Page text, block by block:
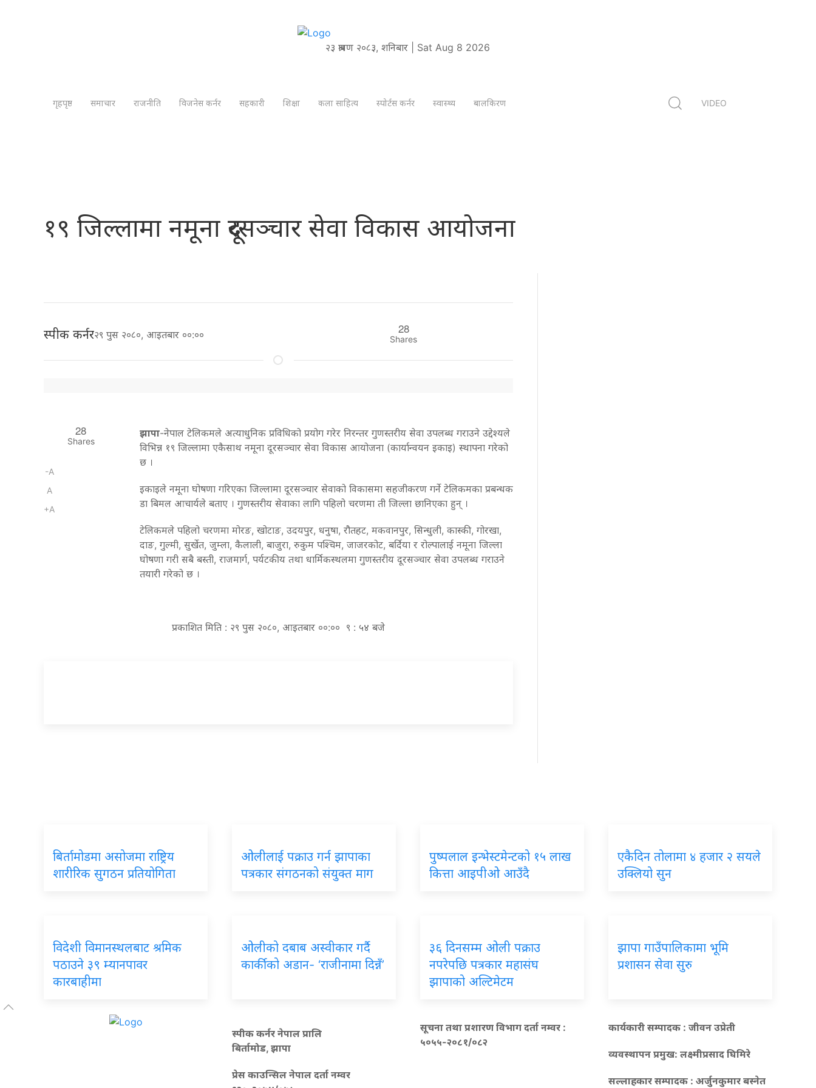
२३ श्रावण २०८३, शनिबार | Sat Aug 8 2026
गृहपृष्ठ समाचार राजनीति विजनेस कर्नर सहकारी शिक्षा कला साहित्य स्पोर्टस कर्नर स्वास्थ्य बालकिरण VIDEO
१९ जिल्लामा नमूना दूरसञ्चार सेवा विकास आयोजना
स्पीक कर्नर२९ पुस २०८०, आइतबार ००:०० 28
Shares
28
Shares
-A
A
+A
झापा-नेपाल टेलिकमले अत्याधुनिक प्रविधिको प्रयोग गरेर निरन्तर गुणस्तरीय सेवा उपलब्ध गराउने उद्देश्यले
विभिन्न १९ जिल्लामा एकैसाथ नमूना दूरसञ्चार सेवा विकास आयोजना (कार्यान्वयन इकाइ) स्थापना गरेको
छ ।
इकाइले नमूना घोषणा गरिएका जिल्लामा दूरसञ्चार सेवाको विकासमा सहजीकरण गर्ने टेलिकमका प्रबन्धक
डा बिमल आचार्यले बताए । गुणस्तरीय सेवाका लागि पहिलो चरणमा ती जिल्ला छानिएका हुन् ।
टेलिकमले पहिलो चरणमा मोरङ, खोटाङ, उदयपुर, धनुषा, रौतहट, मकवानपुर, सिन्धुली, कास्की, गोरखा,
दाङ, गुल्मी, सुर्खेत, जुम्ला, कैलाली, बाजुरा, रुकुम पश्चिम, जाजरकोट, बर्दिया र रोल्पालाई नमूना जिल्ला
घोषणा गरी सबै बस्ती, राजमार्ग, पर्यटकीय तथा धार्मिकस्थलमा गुणस्तरीय दूरसञ्चार सेवा उपलब्ध गराउने
तयारी गरेको छ ।
प्रकाशित मिति : २९ पुस २०८०, आइतबार ००:०० ९ : ५४ बजे
बिर्तामोडमा असोजमा राष्ट्रिय
शारीरिक सुगठन प्रतियोगिता
ओलीलाई पक्राउ गर्न झापाका
पत्रकार संगठनको संयुक्त माग
पुष्पलाल इन्भेस्टमेन्टको १५ लाख
कित्ता आइपीओ आउँदै
एकैदिन तोलामा ४ हजार २ सयले
उक्लियो सुन
विदेशी विमानस्थलबाट श्रमिक
पठाउने ३९ म्यानपावर
कारबाहीमा
ओलीको दबाब अस्वीकार गर्दै
कार्कीको अडान- ‘राजीनामा दिन्नँ’
३६ दिनसम्म ओली पक्राउ
नपरेपछि पत्रकार महासंघ
झापाको अल्टिमेटम
झापा गाउँपालिकामा भूमि
प्रशासन सेवा सुरु
स्पीक कर्नर नेपाल प्रालि
बिर्तामोड, झापा
प्रेस काउन्सिल नेपाल दर्ता नम्वर
सूचना तथा प्रशारण विभाग दर्ता नम्वर :
५०५५-२०८१/०८२
कार्यकारी सम्पादक : जीवन उप्रेती
व्यवस्थापन प्रमुख: लक्ष्मीप्रसाद घिमिरे
सल्लाहकार सम्पादक : अर्जुनकुमार बस्नेत